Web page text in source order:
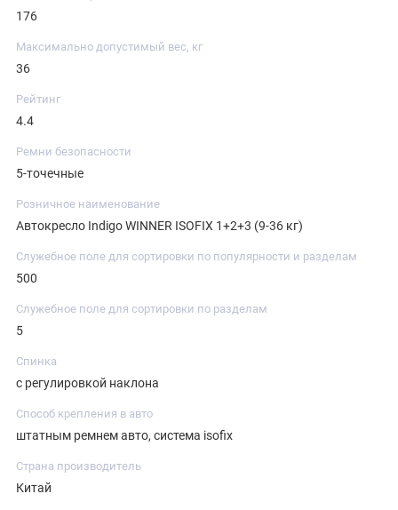
176
Максимально допустимый вес, кг
36
Рейтинг
4.4
Ремни безопасности
5-точечные
Розничное наименование
Автокресло Indigo WINNER ISOFIX 1+2+3 (9-36 кг)
Служебное поле для сортировки по популярности и разделам
500
Служебное поле для сортировки по разделам
5
Спинка
с регулировкой наклона
Способ крепления в авто
штатным ремнем авто, система isofix
Страна производитель
Китай